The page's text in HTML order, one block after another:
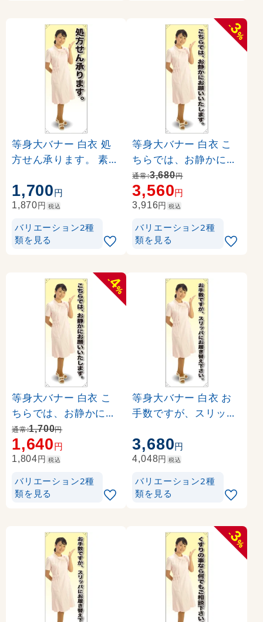
等身大バナー 白衣 処
方せん承ります。 素材
36)
1,700円
1,870円 税込
バリエーション2種
類を見る
-
3
%
等身大バナー 白衣 こ
ちらでは、お静かにお
願いいたします。 素材
:トロマット(厚手生地)
(61637)
通常:3,680円
3,560円
3,916円 税込
バリエーション2種
類を見る
-
4
%
等身大バナー 白衣 こ
ちらでは、お静かにお
願いいたします。 素材
:ポンジ(薄手生地) (617
37)
通常:1,700円
1,640円
1,804円 税込
バリエーション2種
類を見る
等身大バナー 白衣 お
手数ですが、スリッパ
(厚手生地) (61638)
3,680円
4,048円 税込
バリエーション2種
類を見る
-
3
%